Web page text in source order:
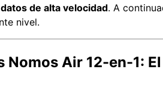
de alta velocidad. A
nivel.
Nomos Air 12-en-1: